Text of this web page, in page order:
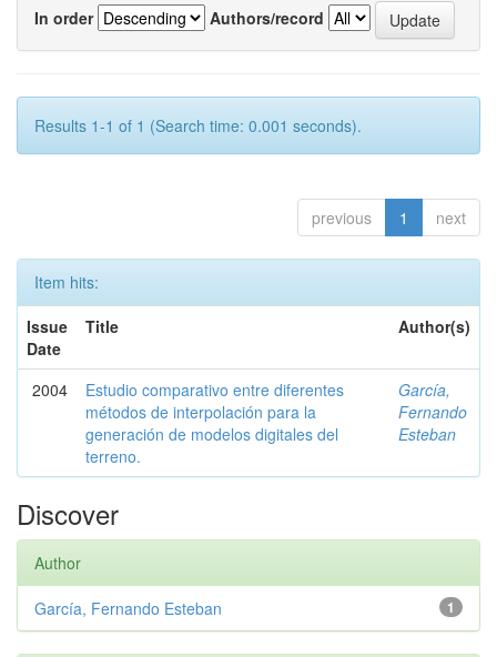
In order
Authors/record
Results 1-1 of 1 (Search time: 0.001 seconds).
previous 1 next
Item hits:
Issue
Date
Title Author(s)
2004
Estudio comparativo entre diferentes
métodos de interpolación para la
generación de modelos digitales del
terreno.
García,
Fernando
Esteban
Discover
Author
1
García, Fernando Esteban